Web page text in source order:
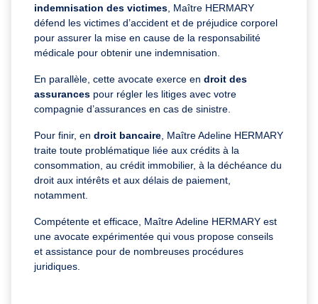
indemnisation des victimes, Maître HERMARY
défend les victimes d’accident et de préjudice corporel
pour assurer la mise en cause de la responsabilité
médicale pour obtenir une indemnisation.
En parallèle, cette avocate exerce en droit des
assurances pour régler les litiges avec votre
compagnie d’assurances en cas de sinistre.
Pour finir, en droit bancaire, Maître Adeline HERMARY
traite toute problématique liée aux crédits à la
consommation, au crédit immobilier, à la déchéance du
droit aux intérêts et aux délais de paiement,
notamment.
Compétente et efficace, Maître Adeline HERMARY est
une avocate expérimentée qui vous propose conseils
et assistance pour de nombreuses procédures
juridiques.